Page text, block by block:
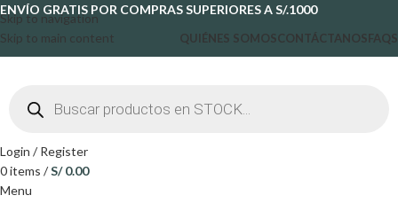
Skip to navigation
Skip to main content
ENVÍO GRATIS POR COMPRAS SUPERIORES A S/.1000
QUIÉNES SOMOSCONTÁCTANOSFAQS
Login / Register
0items /S/0.00
Menu